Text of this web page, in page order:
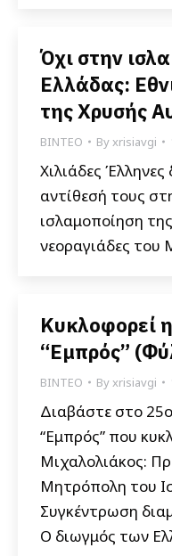
Όχι στην
Ελλάδας:
της Χρυσής
ΒΙΝΤΕΟ Byxrisiavgi
Χιλιάδες
αντίθεσή τους
ισλαμοποίηση
νεοραγιάδες του
Κυκλοφορεί
“Εμπρός”
ΒΙΝΤΕΟ Byxrisiavgi
Διαβάστε στο
“Εμπρός” που
Μιχαλολιάκος:
Μητρόπολη του
Συγκέντρωση
O διωγμός των